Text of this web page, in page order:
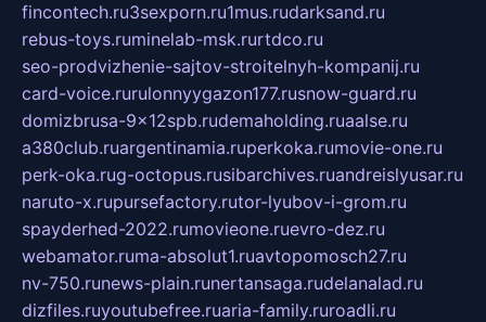
fincontech.ru3sexporn.ru1mus.rudarksand.ru
rebus-toys.ruminelab-msk.rurtdco.ru
seo-prodvizhenie-sajtov-stroitelnyh-kompanij.ru
card-voice.rurulonnyygazon177.rusnow-guard.ru
domizbrusa-9x12spb.rudemaholding.ruaalse.ru
a380club.ruargentinamia.ruperkoka.rumovie-one.ru
perk-oka.rug-octopus.rusibarchives.ruandreislyusar.ru
naruto-x.rupursefactory.rutor-lyubov-i-grom.ru
spayderhed-2022.rumovieone.ruevro-dez.ru
webamator.ruma-absolut1.ruavtopomosch27.ru
nv-750.runews-plain.runertansaga.rudelanalad.ru
dizfiles.ruyoutubefree.ruaria-family.ruroadli.ru